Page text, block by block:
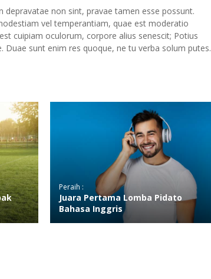
non sint, pravae tamen esse possunt.
vel temperantiam, quae est moderatio
cuipiam oculorum, corpore alius senescit; Potius
sunt enim res quoque, ne tu verba solum putes.
Peraih :
Juara Pertama Lomba Pidato
Bahasa Inggris